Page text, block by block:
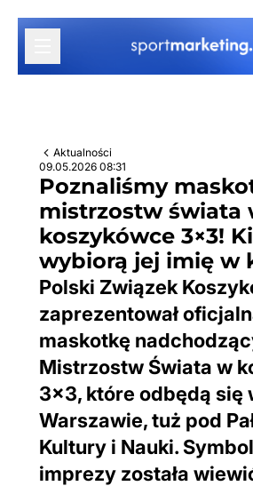
Przejdź do treści
Aktualności
09.05.2026 08:31
Poznaliśmy
mistrzostw świata
koszykówce 3×3!
wybiorą jej imię w
Polski Związek
zaprezentował
maskotkę
Mistrzostw Świata w
3×3, które odbędą się
Warszawie, tuż pod
Kultury i Nauki.
imprezy została